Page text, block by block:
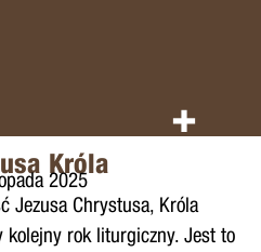
+
Króla
2025
Jezusa Chrystusa, Króla
kolejny rok liturgiczny. Jest to